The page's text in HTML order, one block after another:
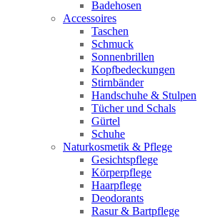
Badehosen
Accessoires
Taschen
Schmuck
Sonnenbrillen
Kopfbedeckungen
Stirnbänder
Handschuhe & Stulpen
Tücher und Schals
Gürtel
Schuhe
Naturkosmetik & Pflege
Gesichtspflege
Körperpflege
Haarpflege
Deodorants
Rasur & Bartpflege